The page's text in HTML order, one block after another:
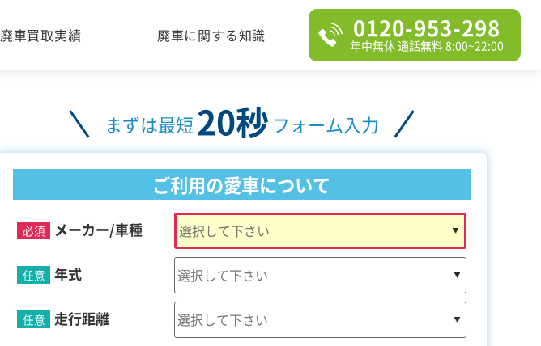
廃車買取実績 廃車に関する知識 0120-953-298
年中無休 通話無料 8:00~22:00
まずは最短20秒 フォーム入力
ご利用の愛車について
メーカー/車種
必須
年式
任意
走行距離
任意